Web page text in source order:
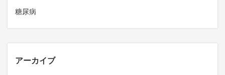
糖尿病
アーカイブ